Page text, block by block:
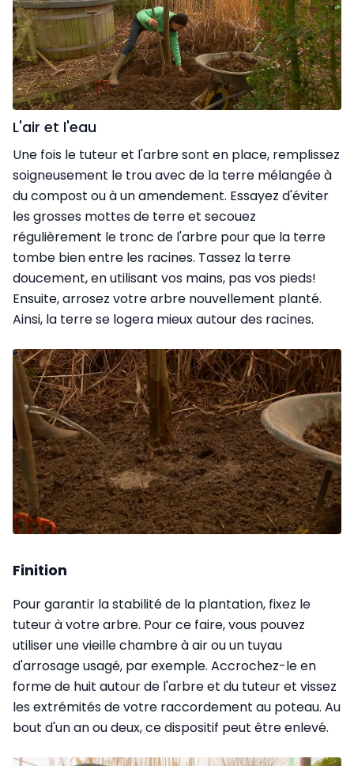
L'air et l'eau
Une fois le tuteur et l'arbre sont en place, remplissez
soigneusement le trou avec de la terre mélangée à
du compost ou à un amendement. Essayez d'éviter
les grosses mottes de terre et secouez
régulièrement le tronc de l'arbre pour que la terre
tombe bien entre les racines. Tassez la terre
doucement, en utilisant vos mains, pas vos pieds!
Ensuite, arrosez votre arbre nouvellement planté.
Ainsi, la terre se logera mieux autour des racines.
Finition
Pour garantir la stabilité de la plantation, fixez le
tuteur à votre arbre. Pour ce faire, vous pouvez
utiliser une vieille chambre à air ou un tuyau
d'arrosage usagé, par exemple. Accrochez-le en
forme de huit autour de l'arbre et du tuteur et vissez
les extrémités de votre raccordement au poteau. Au
bout d'un an ou deux, ce dispositif peut être enlevé.